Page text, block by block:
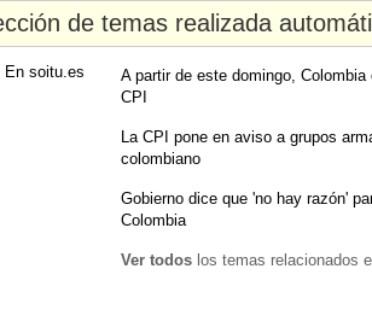
de temas realizada
En soitu.es
A partir de este domingo,
CPI
La CPI pone en aviso a grupos
colombiano
Gobierno dice que 'no hay razón'
Colombia
Ver todos los temas relacionados